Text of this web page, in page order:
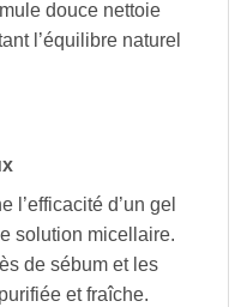
douce nettoie
l’équilibre naturel
l’efficacité d’un gel
solution micellaire.
de sébum et les
et fraîche.